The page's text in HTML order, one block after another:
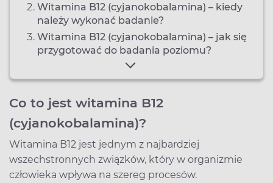
Witamina B12 (cyjanokobalamina) – kiedy
należy wykonać badanie?
Witamina B12 (cyjanokobalamina) – jak się
przygotować do badania poziomu?
Co to jest witamina B12
(cyjanokobalamina)?
Witamina B12 jest jednym z najbardziej
wszechstronnych związków, który w organizmie
człowieka wpływa na szereg procesów.